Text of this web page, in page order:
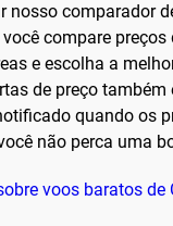
nosso comparador
compare
e escolha a
de preço também
quando os
não perca uma
voos baratos de